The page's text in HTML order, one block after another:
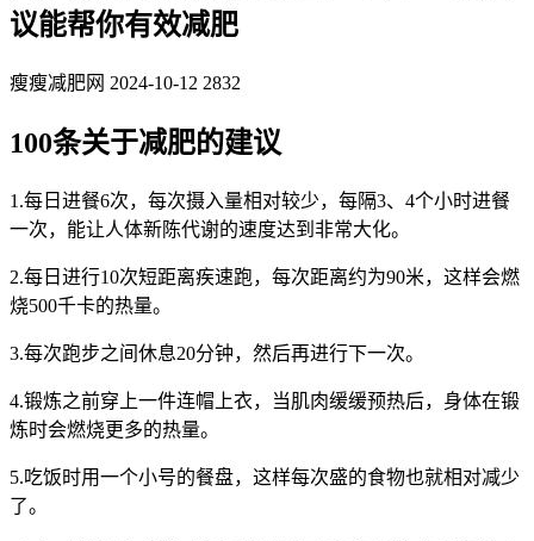
议能帮你有效减肥
瘦瘦减肥网 2024-10-12 2832
100条关于减肥的建议
1.每日进餐6次，每次摄入量相对较少，每隔3、4个小时进餐
一次，能让人体新陈代谢的速度达到非常大化。
2.每日进行10次短距离疾速跑，每次距离约为90米，这样会燃
烧500千卡的热量。
3.每次跑步之间休息20分钟，然后再进行下一次。
4.锻炼之前穿上一件连帽上衣，当肌肉缓缓预热后，身体在锻
炼时会燃烧更多的热量。
5.吃饭时用一个小号的餐盘，这样每次盛的食物也就相对减少
了。